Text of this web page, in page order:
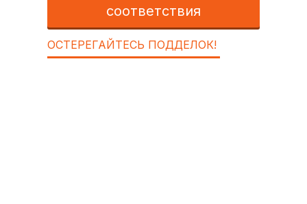
соответствия
ОСТЕРЕГАЙТЕСЬ ПОДДЕЛОК!